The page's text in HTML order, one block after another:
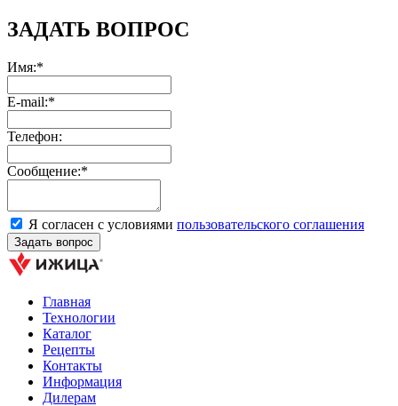
ЗАДАТЬ ВОПРОС
Имя:*
E-mail:*
Телефон:
Сообщение:*
Я согласен с условиями пользовательского соглашения
Главная
Технологии
Каталог
Рецепты
Контакты
Информация
Дилерам